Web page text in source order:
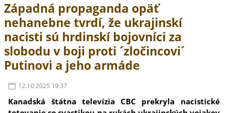
Západná propaganda opäť
nehanebne tvrdí, že ukrajinskí
nacisti sú hrdinskí bojovníci za
slobodu v boji proti ´zločincovi´
Putinovi a jeho armáde
12.10.2025 19:37
Kanadská štátna televízia CBC prekryla nacistické